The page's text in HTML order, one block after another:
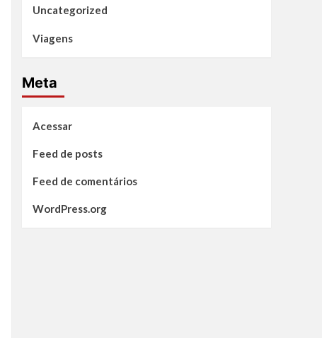
Uncategorized
Viagens
Meta
Acessar
Feed de posts
Feed de comentários
WordPress.org